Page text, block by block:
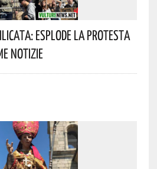
Esplode La Protesta
Notizie